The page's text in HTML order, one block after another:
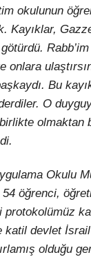
okulunun
Kayıklar,
onlara
Bu
O
olmaktan
Okulu
öğrenci,
devlet
olduğu